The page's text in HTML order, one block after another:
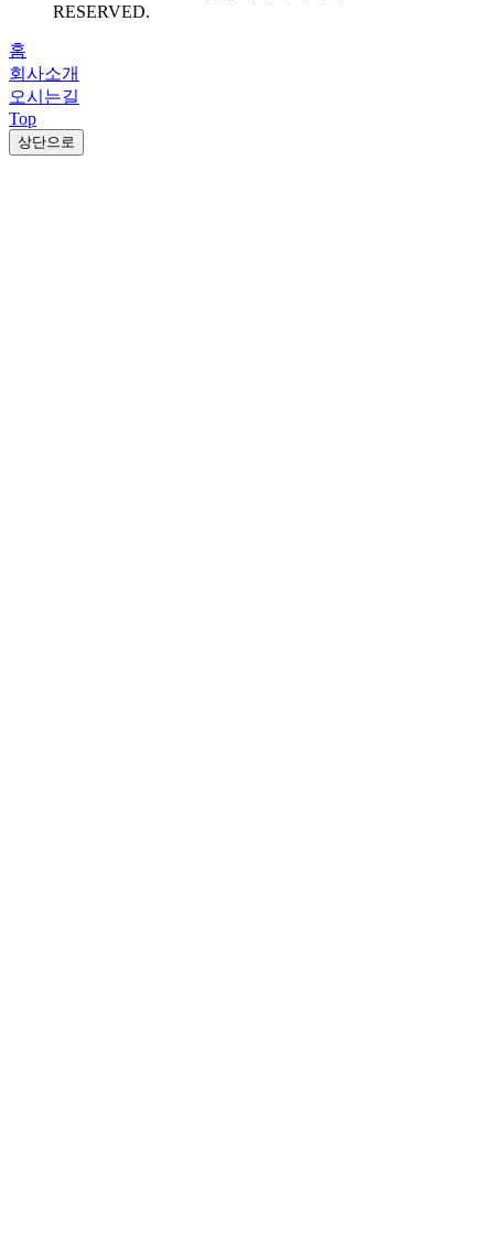
RESERVED.
홈
회사소개
오시는길
Top
상단으로